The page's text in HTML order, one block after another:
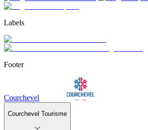
Labels
Footer
Courchevel
Courchevel Tourisme